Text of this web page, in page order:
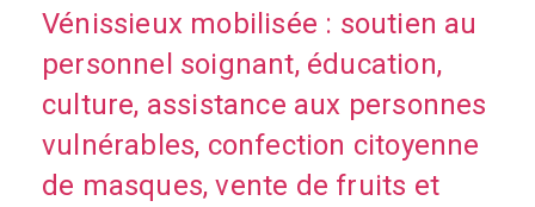
Vénissieux mobilisée : soutien au
personnel soignant, éducation,
culture, assistance aux personnes
vulnérables, confection citoyenne
de masques, vente de fruits et